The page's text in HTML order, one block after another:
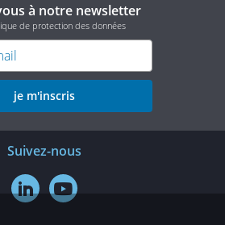
à notre newsletter
de protection des données
je m'inscris
Suivez-nous
 